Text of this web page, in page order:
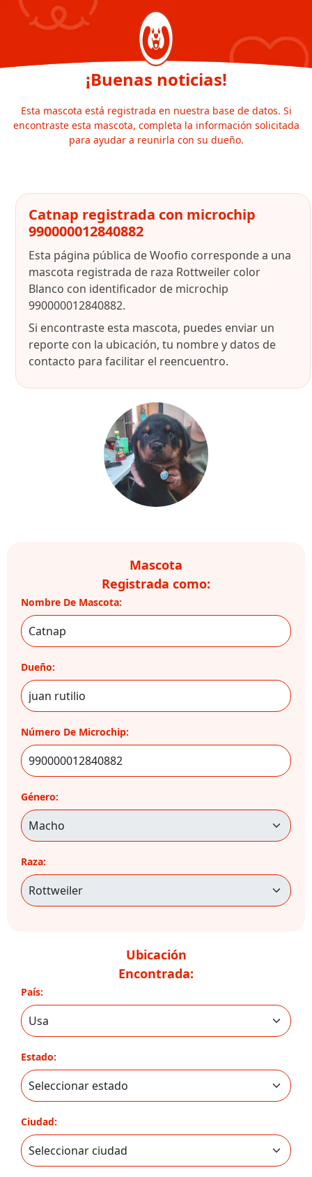
¡Buenas noticias!
Esta mascota está registrada en nuestra base de datos. Si
encontraste esta mascota, completa la información solicitada
para ayudar a reunirla con su dueño.
Catnap registrada con microchip
990000012840882
Esta página pública de Woofio corresponde a una
mascota registrada de raza Rottweiler color
Blanco con identificador de microchip
990000012840882.
Si encontraste esta mascota, puedes enviar un
reporte con la ubicación, tu nombre y datos de
contacto para facilitar el reencuentro.
Mascota
Registrada como:
Nombre De Mascota:
Dueño:
Número De Microchip:
Género:
Raza:
Ubicación
Encontrada:
País:
Estado:
Ciudad: